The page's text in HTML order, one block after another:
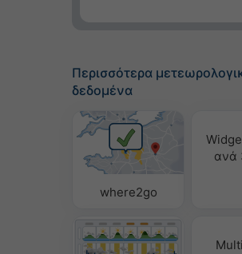
Περισσότερα
δεδομένα
where2go
ανά